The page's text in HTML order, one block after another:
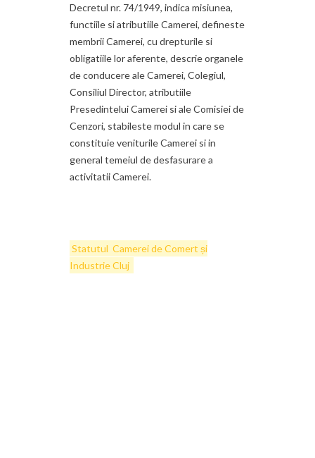
Decretul nr. 74/1949, indica misiunea,
functiile si atributiile Camerei, defineste
membrii Camerei, cu drepturile si
obligatiile lor aferente, descrie organele
de conducere ale Camerei, Colegiul,
Consiliul Director, atributiile
Presedintelui Camerei si ale Comisiei de
Cenzori, stabileste modul in care se
constituie veniturile Camerei si in
general temeiul de desfasurare a
activitatii Camerei.
Statutul Camerei de Comert și
Industrie Cluj